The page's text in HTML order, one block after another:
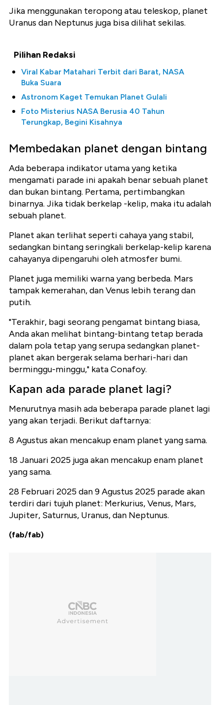
Jika menggunakan teropong atau teleskop, planet
Uranus dan Neptunus juga bisa dilihat sekilas.
Pilihan Redaksi
Viral Kabar Matahari Terbit dari Barat, NASA
Buka Suara
Astronom Kaget Temukan Planet Gulali
Foto Misterius NASA Berusia 40 Tahun
Terungkap, Begini Kisahnya
Membedakan planet dengan bintang
Ada beberapa indikator utama yang ketika
mengamati parade ini apakah benar sebuah planet
dan bukan bintang. Pertama, pertimbangkan
binarnya. Jika tidak berkelap -kelip, maka itu adalah
sebuah planet.
Planet akan terlihat seperti cahaya yang stabil,
sedangkan bintang seringkali berkelap-kelip karena
cahayanya dipengaruhi oleh atmosfer bumi.
Planet juga memiliki warna yang berbeda. Mars
tampak kemerahan, dan Venus lebih terang dan
putih.
"Terakhir, bagi seorang pengamat bintang biasa,
Anda akan melihat bintang-bintang tetap berada
dalam pola tetap yang serupa sedangkan planet-
planet akan bergerak selama berhari-hari dan
berminggu-minggu," kata Conafoy.
Kapan ada parade planet lagi?
Menurutnya masih ada beberapa parade planet lagi
yang akan terjadi. Berikut daftarnya:
8 Agustus akan mencakup enam planet yang sama.
18 Januari 2025 juga akan mencakup enam planet
yang sama.
28 Februari 2025 dan 9 Agustus 2025 parade akan
terdiri dari tujuh planet: Merkurius, Venus, Mars,
Jupiter, Saturnus, Uranus, dan Neptunus.
(fab/fab)